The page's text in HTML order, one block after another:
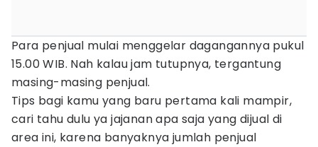
Para penjual mulai menggelar dagangannya pukul
15.00 WIB. Nah kalau jam tutupnya, tergantung
masing-masing penjual.
Tips bagi kamu yang baru pertama kali mampir,
cari tahu dulu ya jajanan apa saja yang dijual di
area ini, karena banyaknya jumlah penjual